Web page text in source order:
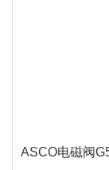
ASCO电磁阀